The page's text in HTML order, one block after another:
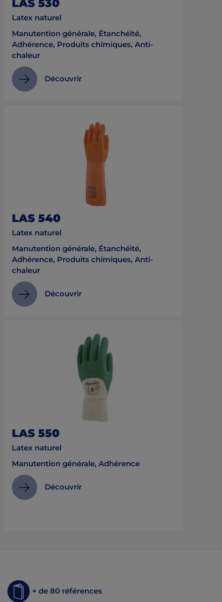
LAS 530
Latex naturel
Manutention générale, Étanchéité,
Adhérence, Produits chimiques, Anti-
chaleur
Découvrir
LAS 540
Latex naturel
Manutention générale, Étanchéité,
Adhérence, Produits chimiques, Anti-
chaleur
Découvrir
LAS 550
Latex naturel
Manutention générale, Adhérence
Découvrir
+ de 80 références